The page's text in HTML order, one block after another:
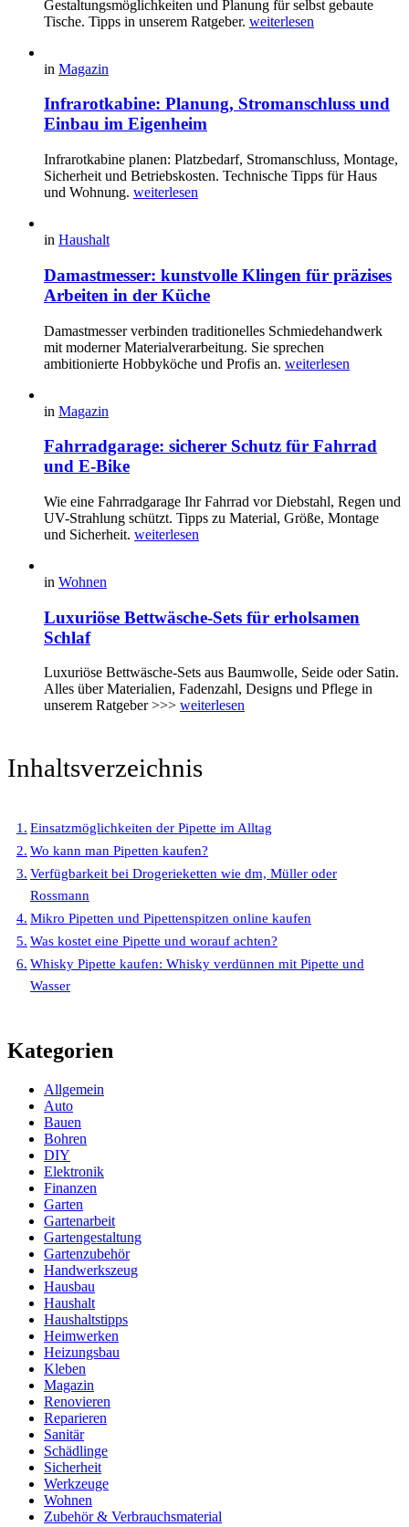
Gestaltungsmöglichkeiten und Planung für selbst gebaute
Tische. Tipps in unserem Ratgeber. weiterlesen
in Magazin
Infrarotkabine: Planung, Stromanschluss und
Einbau im Eigenheim
Infrarotkabine planen: Platzbedarf, Stromanschluss, Montage,
Sicherheit und Betriebskosten. Technische Tipps für Haus
und Wohnung. weiterlesen
in Haushalt
Damastmesser: kunstvolle Klingen für präzises
Arbeiten in der Küche
Damastmesser verbinden traditionelles Schmiedehandwerk
mit moderner Materialverarbeitung. Sie sprechen
ambitionierte Hobbyköche und Profis an. weiterlesen
in Magazin
Fahrradgarage: sicherer Schutz für Fahrrad
und E-Bike
Wie eine Fahrradgarage Ihr Fahrrad vor Diebstahl, Regen und
UV-Strahlung schützt. Tipps zu Material, Größe, Montage
und Sicherheit. weiterlesen
in Wohnen
Luxuriöse Bettwäsche-Sets für erholsamen
Schlaf
Luxuriöse Bettwäsche-Sets aus Baumwolle, Seide oder Satin.
Alles über Materialien, Fadenzahl, Designs und Pflege in
unserem Ratgeber >>> weiterlesen
Inhaltsverzeichnis
Einsatzmöglichkeiten der Pipette im Alltag
Wo kann man Pipetten kaufen?
Verfügbarkeit bei Drogerieketten wie dm, Müller oder
Rossmann
Mikro Pipetten und Pipettenspitzen online kaufen
Was kostet eine Pipette und worauf achten?
Whisky Pipette kaufen: Whisky verdünnen mit Pipette und
Wasser
Kategorien
Allgemein
Auto
Bauen
Bohren
DIY
Elektronik
Finanzen
Garten
Gartenarbeit
Gartengestaltung
Gartenzubehör
Handwerkszeug
Hausbau
Haushalt
Haushaltstipps
Heimwerken
Heizungsbau
Kleben
Magazin
Renovieren
Reparieren
Sanitär
Schädlinge
Sicherheit
Werkzeuge
Wohnen
Zubehör & Verbrauchsmaterial